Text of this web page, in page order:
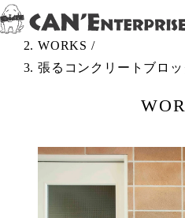
Skip to content
TOP /
WORKS /
張るコンクリートブロッ